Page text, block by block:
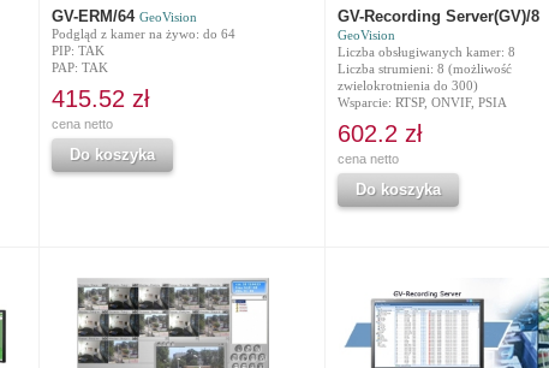
GV-ERM/64 GeoVision
Podgląd z kamer na żywo: do 64
PIP: TAK
PAP: TAK
415.52 zł
cena netto
Do koszyka
GV-Recording Server(GV)/8
GeoVision
Liczba obsługiwanych kamer: 8
Liczba strumieni: 8 (możliwość
zwielokrotnienia do 300)
Wsparcie: RTSP, ONVIF, PSIA
602.2 zł
cena netto
Do koszyka